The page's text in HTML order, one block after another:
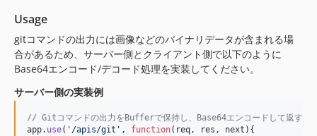
Usage
gitコマンドの出力には画像などのバイナリデータが含まれる場
合があるため、サーバー側とクライアント側で以下のように
Base64エンコード/デコード処理を実装してください。
サーバー側の実装例
// Gitコマンドの出力をBufferで保持し、Base64エンコードして返す
app. use( '/apis/git' , function( req, res , next ) {